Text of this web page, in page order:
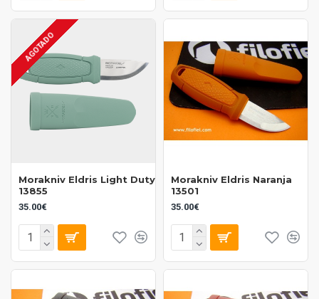
AGOTADO
Morakniv Eldris Light Duty
13855
35.00€
Morakniv Eldris Naranja
13501
35.00€